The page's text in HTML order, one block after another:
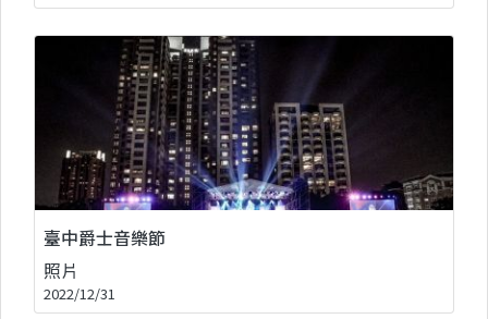
臺中爵士音樂節
照片
2022/12/31